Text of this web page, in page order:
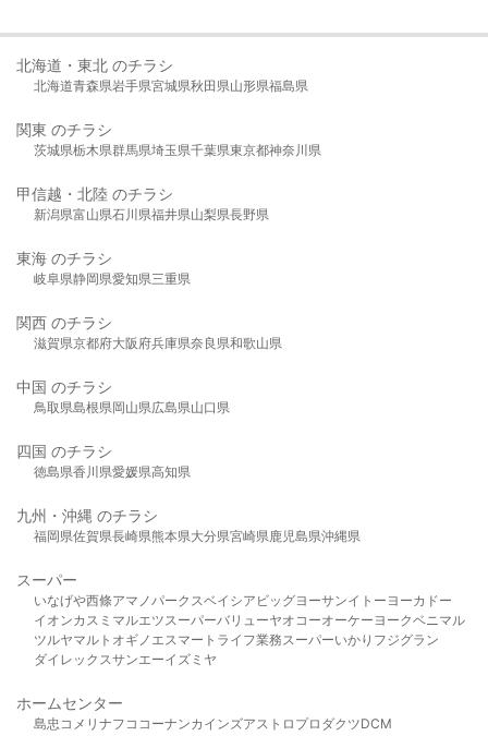
北海道・東北 のチラシ
北海道青森県岩手県宮城県秋田県山形県福島県
関東 のチラシ
茨城県栃木県群馬県埼玉県千葉県東京都神奈川県
甲信越・北陸 のチラシ
新潟県富山県石川県福井県山梨県長野県
東海 のチラシ
岐阜県静岡県愛知県三重県
関西 のチラシ
滋賀県京都府大阪府兵庫県奈良県和歌山県
中国 のチラシ
鳥取県島根県岡山県広島県山口県
四国 のチラシ
徳島県香川県愛媛県高知県
九州・沖縄 のチラシ
福岡県佐賀県長崎県熊本県大分県宮崎県鹿児島県沖縄県
スーパー
いなげや西條アマノパークスベイシア ビッグヨーサンイトーヨーカドー
イオンカスミ マルエツスーパーバリューヤオコーオーケー ヨークベニマル
ツルヤマルト オギノ エスマート ライフ業務スーパーいかり フジグラン
ダイレックスサンエーイズミヤ
ホームセンター
島忠 コメリ ナフコ コーナンカインズアストロプロダクツDCM